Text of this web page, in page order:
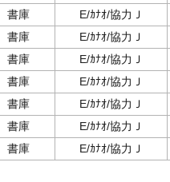
書庫 E/ｶﾅｵ/協力Ｊ
書庫 E/ｶﾅｵ/協力Ｊ
書庫 E/ｶﾅｵ/協力Ｊ
書庫 E/ｶﾅｵ/協力Ｊ
書庫 E/ｶﾅｵ/協力Ｊ
書庫 E/ｶﾅｵ/協力Ｊ
書庫 E/ｶﾅｵ/協力Ｊ